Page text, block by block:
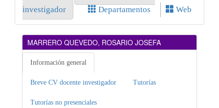
investigador
Departamentos Web
MARRERO QUEVEDO, ROSARIO JOSEFA
Información general
Breve CV docente investigador Tutorías
Tutorías no presenciales